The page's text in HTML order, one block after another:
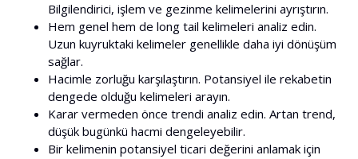
Bilgilendirici, işlem ve gezinme kelimelerini ayrıştırın.
Hem genel hem de long tail kelimeleri analiz edin.
Uzun kuyruktaki kelimeler genellikle daha iyi dönüşüm
sağlar.
Hacimle zorluğu karşılaştırın. Potansiyel ile rekabetin
dengede olduğu kelimeleri arayın.
Karar vermeden önce trendi analiz edin. Artan trend,
düşük bugünkü hacmi dengeleyebilir.
Bir kelimenin potansiyel ticari değerini anlamak için